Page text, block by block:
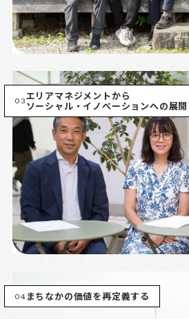
03エリアマネジメントから
ソーシャル・イノベーションへの展開
04 まちなかの価値を再定義する